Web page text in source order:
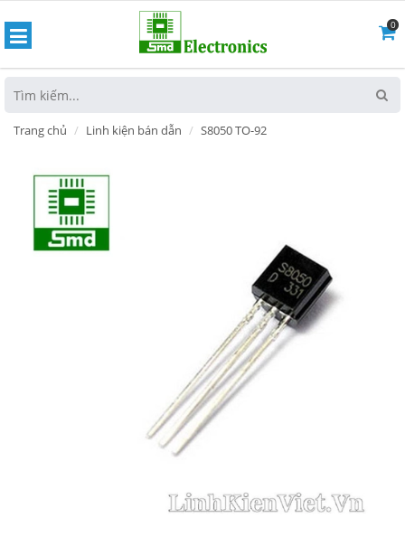
0
Trang chủ Linh kiện bán dẫn S8050 TO-92